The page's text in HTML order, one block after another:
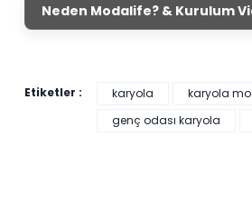
Neden Modalife? & Kurulum
Etiketler : karyola karyola
genç odası karyola